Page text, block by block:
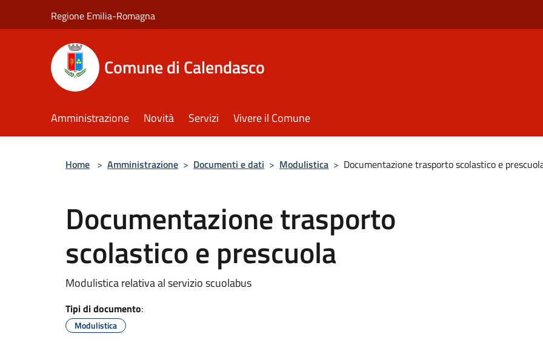
Regione Emilia-Romagna
Comune di Calendasco
Amministrazione Novità Servizi Vivere il Comune
Home > Amministrazione > Documenti e dati > Modulistica > Documentazione trasporto scolastico e
Documentazione trasporto
scolastico e prescuola
Modulistica relativa al servizio scuolabus
Tipi di documento:
Modulistica